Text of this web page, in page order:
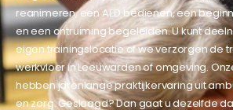
reanimeren, een AED bedienen, een
en een ontruiming begeleiden. U kunt
eigen trainingslocatie of we verzorgen de
werkvloer in Leeuwarden of omgeving.
hebben jarenlange praktijkervaring uit
en zorg. Geslaagd? Dan gaat u dezelfde